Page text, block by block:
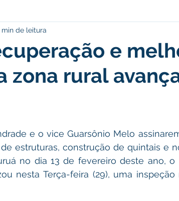
Desporto Cultura e Lazer
Nota de Pesar Campanhas Datas
do Milho Agricultura Limpeza pública
e
zona rural
min de leitura
e o vice Guarsônio Melo
estruturas, construção de quintais e
no dia 13 de fevereiro deste ano, o
nesta Terça-feira (29), uma inspeção